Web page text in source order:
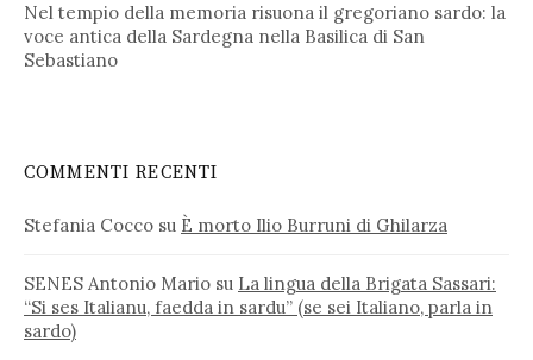
Nel tempio della memoria risuona il gregoriano sardo: la
voce antica della Sardegna nella Basilica di San
Sebastiano
COMMENTI RECENTI
Stefania Cocco su È morto Ilio Burruni di Ghilarza
SENES Antonio Mario su La lingua della Brigata Sassari:
“Si ses Italianu, faedda in sardu” (se sei Italiano, parla in
sardo)